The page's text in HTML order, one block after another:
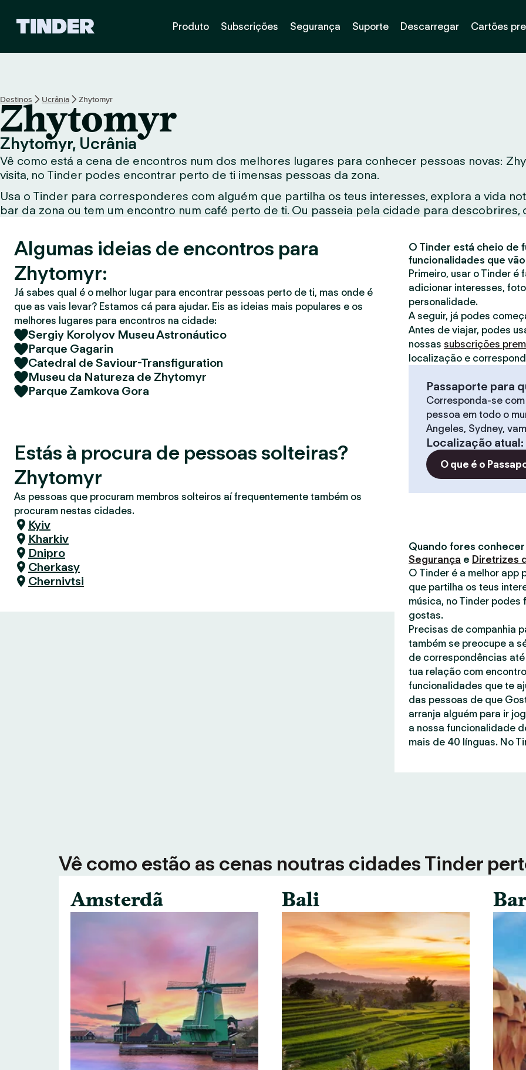
i
i
a
l
o
T
d
e
r
Produto Subscrições Segurança Suporte Descarregar Cartões
Destinos Ucrânia Zhytomyr
Zhytomyr
Zhytomyr, Ucrânia
Vê como está a cena de encontros num dos melhores lugares para conhecer pessoas novas:
visita, no Tinder podes encontrar perto de ti imensas pessoas da zona.
Usa o Tinder para corresponderes com alguém que partilha os teus interesses, explora a vida
bar da zona ou tem um encontro num café perto de ti. Ou passeia pela cidade para
Algumas ideias de encontros para
Zhytomyr:
Já sabes qual é o melhor lugar para encontrar pessoas perto de ti, mas onde é
que as vais levar? Estamos cá para ajudar. Eis as ideias mais populares e os
melhores lugares para encontros na cidade:
Sergiy Korolyov Museu Astronáutico
Parque Gagarin
Catedral de Saviour-Transfiguration
Museu da Natureza de Zhytomyr
Parque Zamkova Gora
Estás à procura de pessoas solteiras?
Zhytomyr
As pessoas que procuram membros solteiros aí frequentemente também os
procuram nestas cidades.
Kyiv
Kharkiv
Dnipro
Cherkasy
Chernivtsi
O Tinder está cheio de
funcionalidades que
Primeiro, usar o Tinder é
adicionar interesses,
personalidade.
A seguir, já podes
Antes de viajar, podes
nossas subscrições
localização e
Passaporte para
Corresponda-se
pessoa em todo o
Angeles, Sydney,
Localização atual:
O que é o
Quando fores
Segurança e Diretrizes
O Tinder é a melhor app
que partilha os teus
música, no Tinder
gostas.
Precisas de companhia
também se preocupe a
de correspondências
tua relação com
funcionalidades que te
das pessoas de que
arranja alguém para ir
a nossa funcionalidade
mais de 40 línguas. No
Vê como estão as cenas noutras cidades Tinder
Amsterdã
Bali